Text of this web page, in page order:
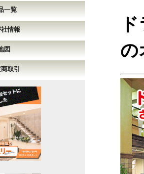
一覧
情報
図
取引
の